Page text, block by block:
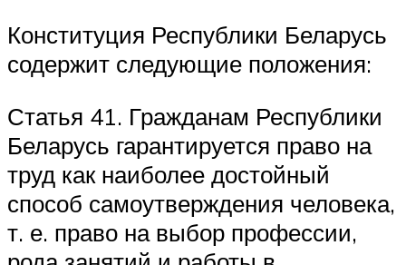
Конституция Республики Беларусь
содержит следующие положения:
Статья 41. Гражданам Республики
Беларусь гарантируется право на
труд как наиболее достойный
способ самоутверждения человека,
т. е. право на выбор профессии,